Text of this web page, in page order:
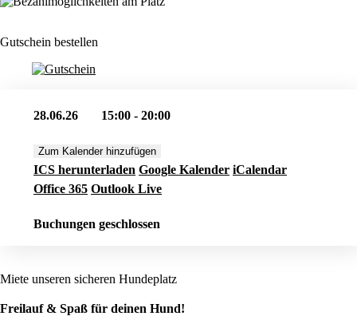
Gutschein bestellen
28.06.26 15:00 - 20:00
Zum Kalender hinzufügen
ICS herunterladen Google Kalender iCalendar
Office 365 Outlook Live
Buchungen geschlossen
Miete unseren sicheren Hundeplatz
Freilauf & Spaß für deinen Hund!